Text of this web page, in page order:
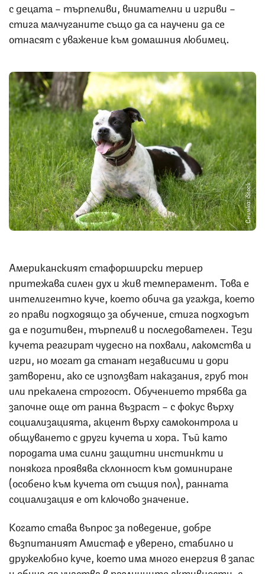
с децата – търпеливи, внимателни и игриви –
стига малчуганите също да са научени да се
отнасят с уважение към домашния любимец.
Снимка: iStock
Американският стафорширски териер
притежава силен дух и жив темперамент. Това е
интелигентно куче, което обича да угажда, което
го прави подходящо за обучение, стига подходът
да е позитивен, търпелив и последователен. Тези
кучета реагират чудесно на похвали, лакомства и
игри, но могат да станат независими и дори
затворени, ако се използват наказания, груб тон
или прекалена строгост. Обучението трябва да
започне още от ранна възраст – с фокус върху
социализацията, акцент върху самоконтрола и
общуването с други кучета и хора. Тъй като
породата има силни защитни инстинкти и
понякога проявява склонност към доминиране
(особено към кучета от същия пол), ранната
социализация е от ключово значение.
Когато става въпрос за поведение, добре
възпитаният Амистаф е уверено, стабилно и
дружелюбно куче, което има много енергия в запас